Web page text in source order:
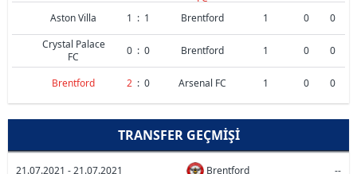
Aston Villa 1 : 1 Brentford 1 0
0
Crystal Palace
FC
0 : 0 Brentford 1 0 0
Brentford 2 : 0 Arsenal FC 1 0 0
TRANSFER GEÇMIŞI
21.07.2021 - 21.07.2021 Brentford --